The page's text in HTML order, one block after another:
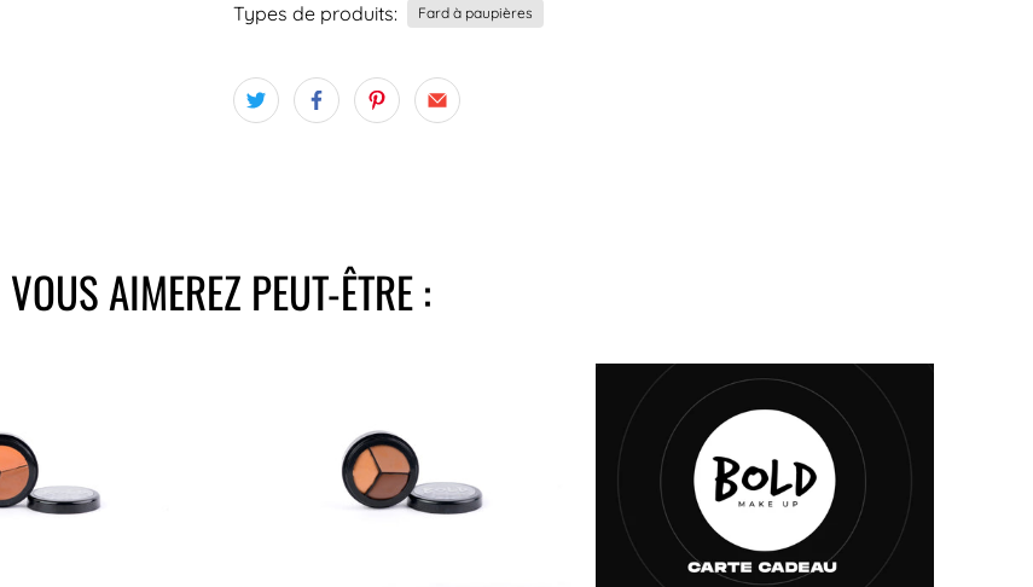
Types de produits: Fard à paupières
VOUS AIMEREZ PEUT-ÊTRE :